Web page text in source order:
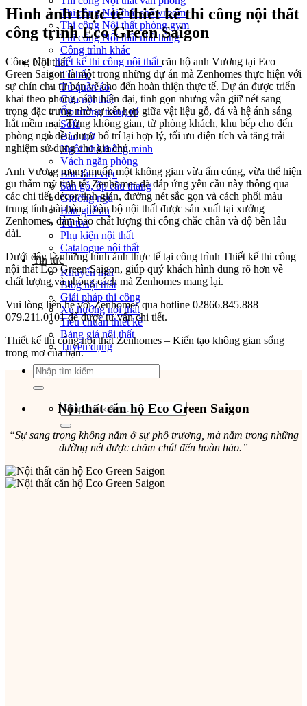
Thi công Nội thất showroom
Thi công Nội thất phòng gym
Thi công Nội thất nhà hàng
Công trình khác
Nội thất
Tủ bếp
Tủ quần áo
Cửa nội thất
Ốp tường trang trí
Sofa
Bàn thờ
Ngôi nhà thông minh
Vách ngăn phòng
Bàn làm việc
Sàn gỗ, ốp cầu thang
Giường ngủ
Bàn ghế ăn
Tủ tivi
Phụ kiện nội thất
Catalogue nội thất
Tin tức
Khuyến mãi
Blog nội thất
Giải pháp thi công
Xu hướng nội thất
Tiêu chuẩn thiết kế
Bảng giá nội thất
Tuyển dụng
Tìm
kiếm:
Tìm
kiếm:
Hình ảnh thực tế thiết kế thi công nội thất
công trình Eco Green Saigon
Công trìnhthiết kế thi công nội thất căn hộ anh Vương tại Eco
Green Saigon là một trong những dự án mà Zenhomes thực hiện với
sự chỉn chu từ bản vẽ cho đến hoàn thiện thực tế. Dự án được triển
khai theo phong cách hiện đại, tinh gọn nhưng vẫn giữ nét sang
trọng đặc trưng nhờ sự kết hợp giữa vật liệu gỗ, đá và hệ ánh sáng
hắt mềm mại. Từng không gian, từ phòng khách, khu bếp cho đến
phòng ngủ đều được bố trí lại hợp lý, tối ưu diện tích và tăng trải
nghiệm sử dụng cho gia chủ.
Anh Vương mong muốn một không gian vừa ấm cúng, vừa thể hiện
gu thẩm mỹ tinh tế. Zenhomes đã đáp ứng yêu cầu này thông qua
các chi tiết décor tinh giản, đường nét sắc gọn và cách phối màu
trung tính hài hòa. Toàn bộ nội thất được sản xuất tại xưởng
Zenhomes, đảm bảo chất lượng thi công chắc chắn và độ bền lâu
dài.
Dưới đây là những hình ảnh thực tế tại công trình Thiết kế thi công
nội thất Eco Green Saigon, giúp quý khách hình dung rõ hơn về
chất lượng và phong cách mà Zenhomes mang lại.
Vui lòng liên hệ với Zenhomes qua hotline 02866.845.888 –
079.211.0101 để được tư vấn chi tiết.
Thiết kế thi công nội thất Zenhomes – Kiến tạo không gian sống
trong mơ của bạn.
Nội thất căn hộ Eco Green Saigon
“Sự sang trọng không nằm ở sự phô trương, mà nằm trong những
đường nét được chăm chút đến hoàn hảo.”